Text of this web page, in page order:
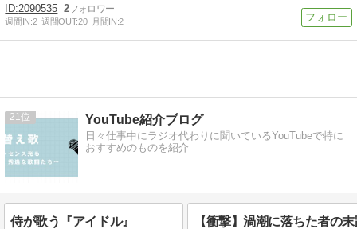
2090535 2
週間IN:2 週間OUT:20 月間IN:2
21 YouTube紹介ブログ
日々仕事中にラジオ代わりに聞いているYouTubeで特に
おすすめのものを紹介
侍が歌う『アイドル』 【衝撃】渦潮に落ちた者の末